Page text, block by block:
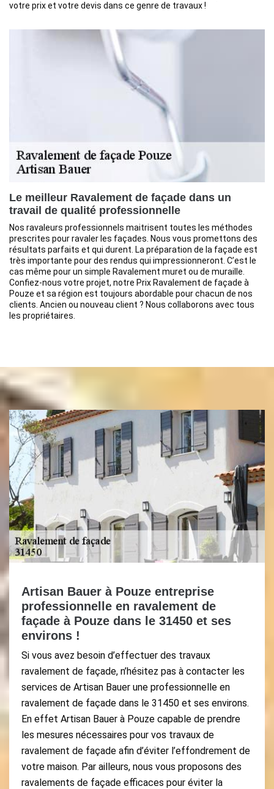
votre prix et votre devis dans ce genre de travaux !
Le meilleur Ravalement de façade dans un
travail de qualité professionnelle
Nos ravaleurs professionnels maitrisent toutes les méthodes
prescrites pour ravaler les façades. Nous vous promettons des
résultats parfaits et qui durent. La préparation de la façade est
très importante pour des rendus qui impressionneront. C’est le
cas même pour un simple Ravalement muret ou de muraille.
Confiez-nous votre projet, notre Prix Ravalement de façade à
Pouze et sa région est toujours abordable pour chacun de nos
clients. Ancien ou nouveau client ? Nous collaborons avec tous
les propriétaires.
Artisan Bauer à Pouze entreprise
professionnelle en ravalement de
façade à Pouze dans le 31450 et ses
environs !
Si vous avez besoin d’effectuer des travaux
ravalement de façade, n’hésitez pas à contacter les
services de Artisan Bauer une professionnelle en
ravalement de façade dans le 31450 et ses environs.
En effet Artisan Bauer à Pouze capable de prendre
les mesures nécessaires pour vos travaux de
ravalement de façade afin d’éviter l’effondrement de
votre maison. Par ailleurs, nous vous proposons des
ravalements de façade efficaces pour éviter la